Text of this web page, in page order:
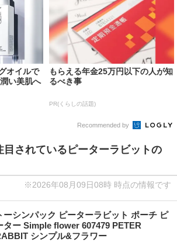
オイルで
い美肌へ
もらえる年金25万円以下の人が知
るべき事
PR(くらしの話題)
Recommended by
されているピーターラビットの
※2026年08月09日08時 時点の情報です
ーシンパック ピーターラビット ポーチ ピ
ター Simple flower 607479 PETER
シンプル&フラワー